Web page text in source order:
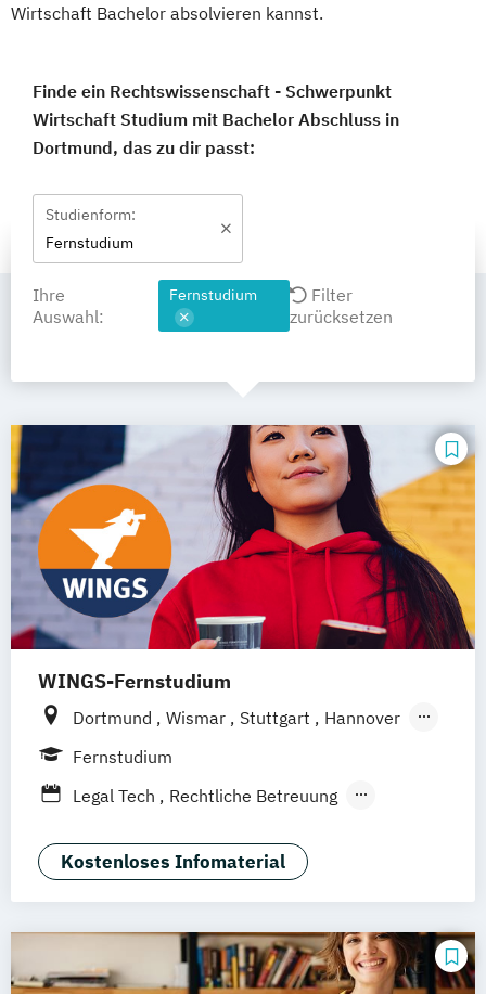
Wirtschaft Bachelor absolvieren kannst.
Finde ein Rechtswissenschaft - Schwerpunkt
Wirtschaft Studium mit Bachelor Abschluss in
Dortmund, das zu dir passt:
Studienform:
Fernstudium
Ihre
Auswahl:
Fernstudium
Filter
zurücksetzen
WINGS-Fernstudium
Dortmund Wismar Stuttgart
Hannover
Leipzig
Frankfurt am Main
Nürnberg
Fernstudium
Legal Tech
Rechtliche Betreuung
Kostenloses Infomaterial